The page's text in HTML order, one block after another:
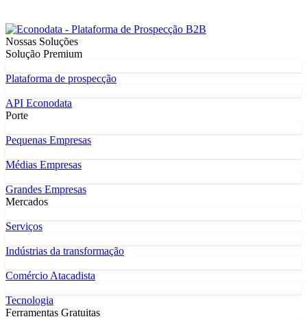
Nossas Soluções
Solução Premium
Plataforma de prospecção
API Econodata
Porte
Pequenas Empresas
Médias Empresas
Grandes Empresas
Mercados
Serviços
Indústrias da transformação
Comércio Atacadista
Tecnologia
Ferramentas Gratuitas